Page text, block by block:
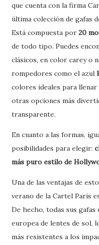
que cuenta con la firma
última colección de gafas
Está compuesta por 20
de todo tipo. Puedes
clásicos, en color carey o
rompedores como el azul
colores ideales para
otras opciones más
transparente.
En cuanto a las formas,
posibilidades para elegir:
más puro estilo de
Una de las ventajas de
verano de la Cartel Paris
De hecho, todas sus
europea de lentes de sol,
más resistentes a los